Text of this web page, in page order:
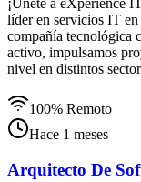
¡Únete a eXperience
líder en servicios IT
compañía tecnológica
activo, impulsamos
nivel en distintos
100% Remoto
Hace 1 meses
Arquitecto De